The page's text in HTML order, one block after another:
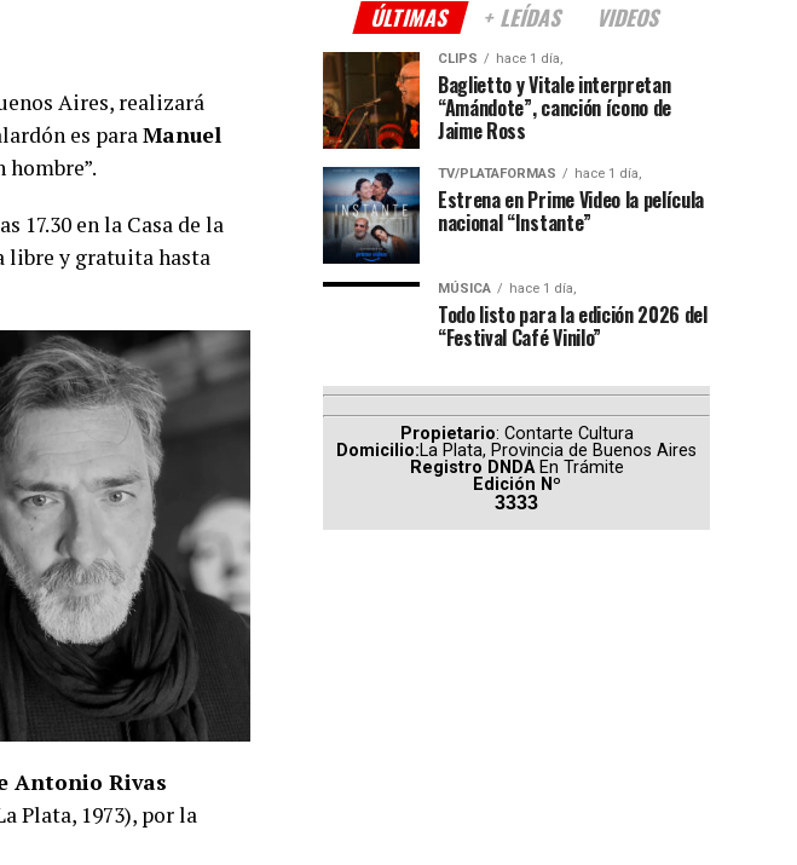
Aires, realizará
es paraManuel
hombre”.
17.30 en la Casa de la
libre y gratuita hasta
Antonio Rivas
Plata, 1973), por la
ÚLTIMAS + LEÍDAS VIDEOS
CLIPS hace 1 día,
Baglietto y Vitale interpretan
“Amándote”, canción ícono de
Jaime Ross
TV/PLATAFORMAS hace 1 día,
Estrena en Prime Video la película
nacional “Instante”
MÚSICA hace 1 día,
Todo listo para la edición 2026 del
“Festival Café Vinilo”
Propietario: Contarte Cultura
Domicilio:La Plata, Provincia de Buenos Aires
Registro DNDA En Trámite
Edición Nº
3333